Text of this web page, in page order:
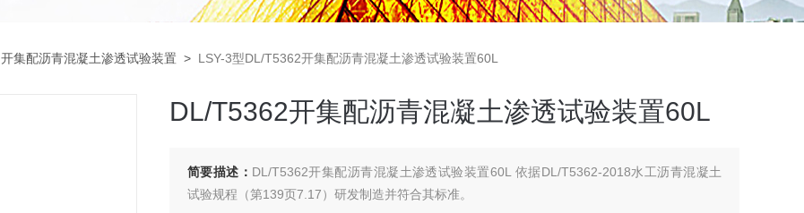
开集配沥青混凝土渗透试验装置 > LSY-3型DL/T5362开集配沥青混凝土渗透试验装置60L
DL/T5362开集配沥青混凝土渗透试验装置60L
简要描述： DL/T5362开集配沥青混凝土渗透试验装置60L 依据DL/T5362-2018水工沥青混凝土
试验规程（第139页7.17）研发制造并符合其标准。